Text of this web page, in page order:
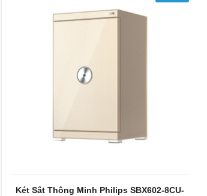
Két Sắt Thông Minh Philips SBX602-8CU-